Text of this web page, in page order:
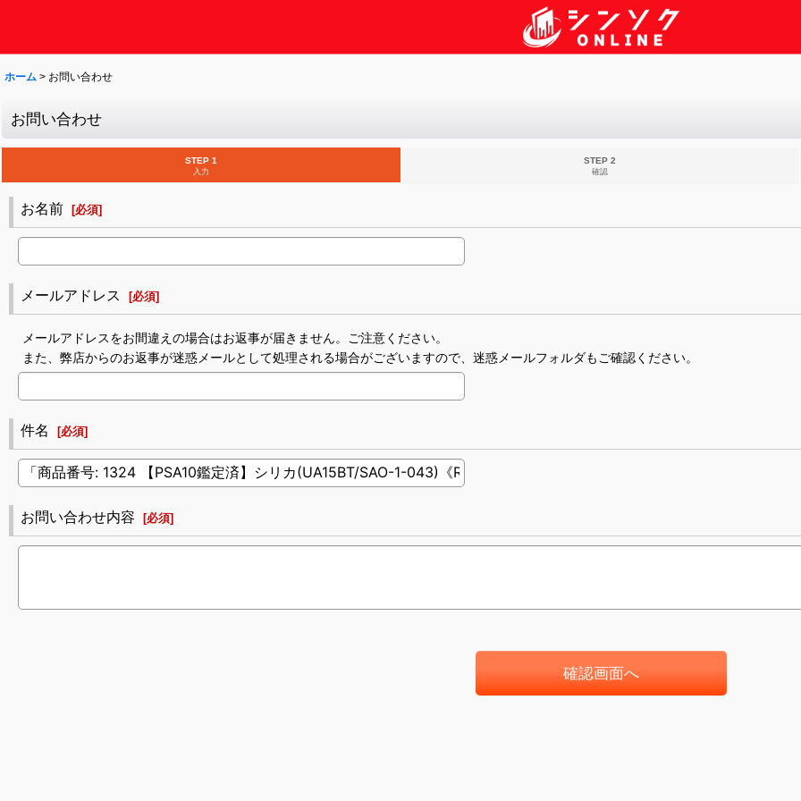
ホーム > お問い合わせ
お問い合わせ
STEP 1
入力
STEP 2
確認
お名前 [必須]
メールアドレス [必須]
メールアドレスをお間違えの場合はお返事が届きません。ご注意ください。
また、弊店からのお返事が迷惑メールとして処理される場合がございますので、迷惑メールフォルダもご確認ください。
件名 [必須]
お問い合わせ内容 [必須]
確認画面へ